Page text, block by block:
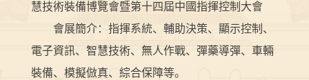
慧技術裝備博覽會暨第十四屆中國指揮控制大會
會展簡介：指揮系統、輔助決策、顯示控制、
電子資訊、智慧技術、無人作戰、彈藥導彈、車輛
裝備、模擬倣真、綜合保障等。